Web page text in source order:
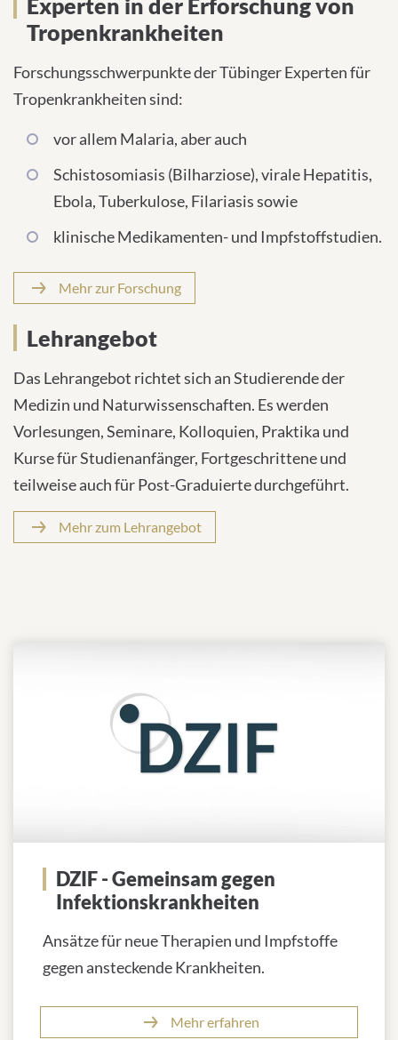
Experten in der Erforschung von
Tropenkrankheiten
Forschungsschwerpunkte der Tübinger Experten für
Tropenkrankheiten sind:
vor allem Malaria, aber auch
Schistosomiasis (Bilharziose), virale Hepatitis,
Ebola, Tuberkulose, Filariasis sowie
klinische Medikamenten- und Impfstoffstudien.
Mehr zur Forschung
Lehrangebot
Das Lehrangebot richtet sich an Studierende der
Medizin und Naturwissenschaften. Es werden
Vorlesungen, Seminare, Kolloquien, Praktika und
Kurse für Studienanfänger, Fortgeschrittene und
teilweise auch für Post-Graduierte durchgeführt.
Mehr zum Lehrangebot
DZIF - Gemeinsam gegen
Infektionskrankheiten
Ansätze für neue Therapien und Impfstoffe
gegen ansteckende Krankheiten.
Mehr erfahren